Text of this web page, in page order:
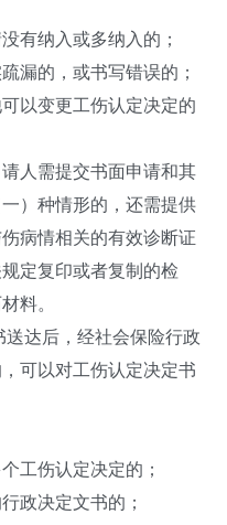
纳入或多纳入的；
的，或书写错误的；
以变更工伤认定决定的
人需提交书面申请和其
）种情形的，还需提供
病情相关的有效诊断证
定复印或者复制的检
料。
达后，经社会保险行政
可以对工伤认定决定书
伤认定决定的；
决定文书的；